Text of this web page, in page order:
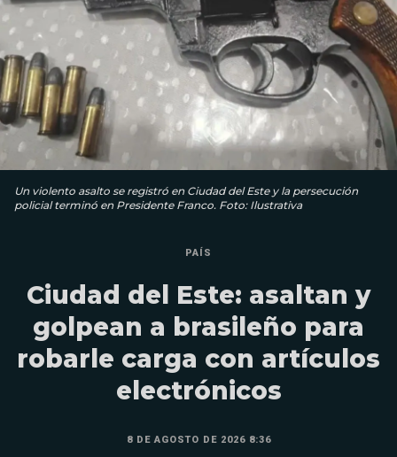
Un violento asalto se registró en Ciudad del Este y la persecución
policial terminó en Presidente Franco. Foto: Ilustrativa
PAÍS
Ciudad del Este: asaltan y
golpean a brasileño para
robarle carga con artículos
electrónicos
8 DE AGOSTO DE 2026 8:36